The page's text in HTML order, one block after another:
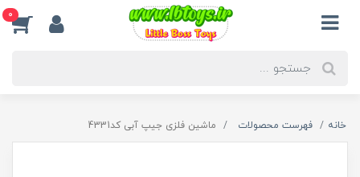
0
خانه فهرست محصولات ماشین فلزی جیپ آبی کد4331